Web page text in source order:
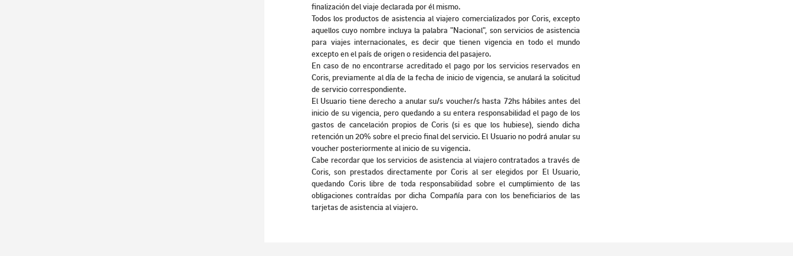
finalización del viaje declarada por él mismo.
Todos los productos de asistencia al viajero comercializados por Coris, excepto
aquellos cuyo nombre incluya la palabra "Nacional", son servicios de asistencia
para viajes internacionales, es decir que tienen vigencia en todo el mundo
excepto en el país de origen o residencia del pasajero.
En caso de no encontrarse acreditado el pago por los servicios reservados en
Coris, previamente al día de la fecha de inicio de vigencia, se anulará la solicitud
de servicio correspondiente.
El Usuario tiene derecho a anular su/s voucher/s hasta 72hs hábiles antes del
inicio de su vigencia, pero quedando a su entera responsabilidad el pago de los
gastos de cancelación propios de Coris (si es que los hubiese), siendo dicha
retención un 20% sobre el precio final del servicio. El Usuario no podrá anular su
voucher posteriormente al inicio de su vigencia.
Cabe recordar que los servicios de asistencia al viajero contratados a través de
Coris, son prestados directamente por Coris al ser elegidos por El Usuario,
quedando Coris libre de toda responsabilidad sobre el cumplimiento de las
obligaciones contraídas por dicha Compañía para con los beneficiarios de las
tarjetas de asistencia al viajero.